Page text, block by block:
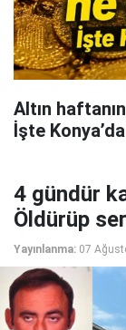
Altın
İşte
4 gündür
Öldürüp
Yayınlanma: 07